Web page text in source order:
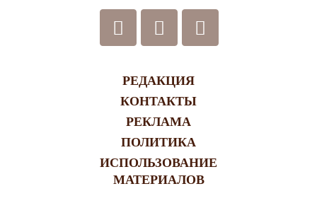
РЕДАКЦИЯ
КОНТАКТЫ
РЕКЛАМА
ПОЛИТИКА
ИСПОЛЬЗОВАНИЕ
МАТЕРИАЛОВ